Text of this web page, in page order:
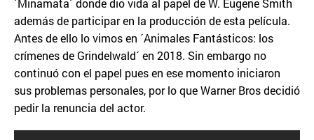
´Minamata´ donde dio vida al papel de W. Eugene Smith
además de participar en la producción de esta película.
Antes de ello lo vimos en ´Animales Fantásticos: los
crímenes de Grindelwald´ en 2018. Sin embargo no
continuó con el papel pues en ese momento iniciaron
sus problemas personales, por lo que Warner Bros decidió
pedir la renuncia del actor.